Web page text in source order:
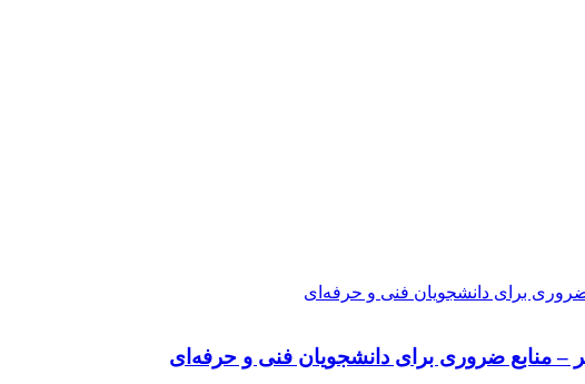
برای دانشجویان فنی و حرفه‌ای
– منابع ضروری برای دانشجویان فنی و حرفه‌ای